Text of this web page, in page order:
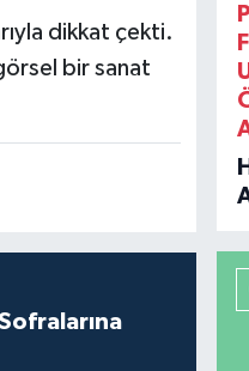
dikkat çekti.
bir sanat